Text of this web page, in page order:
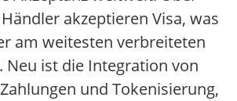
akzeptieren Visa, was
am weitesten verbreiteten
Neu ist die Integration von
und Tokenisierung,